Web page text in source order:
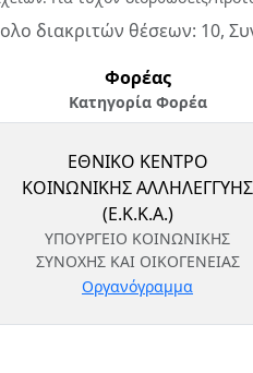
διακριτών θέσεων: 10,
Φορέας
Κατηγορία Φορέα
ΕΘΝΙΚΟ ΚΕΝΤΡΟ
ΚΟΙΝΩΝΙΚΗΣ ΑΛΛΗΛΕΓΓΥΗΣ
(Ε.Κ.Κ.Α.)
ΥΠΟΥΡΓΕΙΟ ΚΟΙΝΩΝΙΚΗΣ
ΣΥΝΟΧΗΣ ΚΑΙ ΟΙΚΟΓΕΝΕΙΑΣ
Οργανόγραμμα